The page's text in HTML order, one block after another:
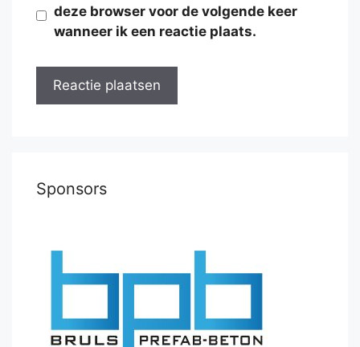
deze browser voor de volgende keer
wanneer ik een reactie plaats.
Sponsors